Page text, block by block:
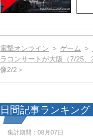
電撃オンライン ゲーム
ラコンサートが大阪（7/25
像2/2＞
日間記事ランキング
集計期間： 08月07日